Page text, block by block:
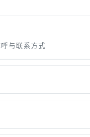
与联系方式